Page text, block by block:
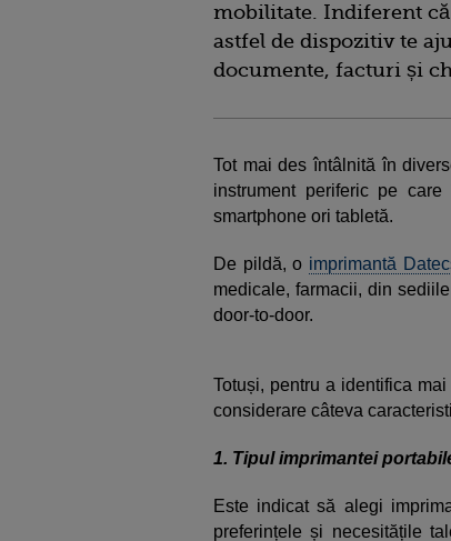
mobilitate. Indiferent
astfel de dispozitiv te
documente, facturi și
Tot mai des întâlnită în
instrument periferic pe
smartphone ori tabletă.
De pildă, o imprimantă
medicale, farmacii, din
door-to-door.
Totuși, pentru a identifica
considerare câteva
1. Tipul imprimantei
Este indicat să alegi
preferințele și necesitățile